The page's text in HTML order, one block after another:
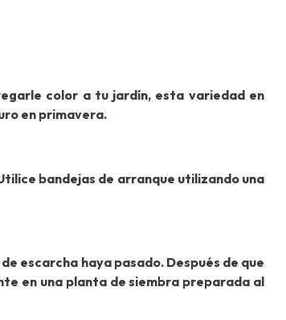
color a tu jardín, esta variedad en
en primavera.
bandejas de arranque utilizando una
escarcha haya pasado. Después de que
en una planta de siembra preparada al